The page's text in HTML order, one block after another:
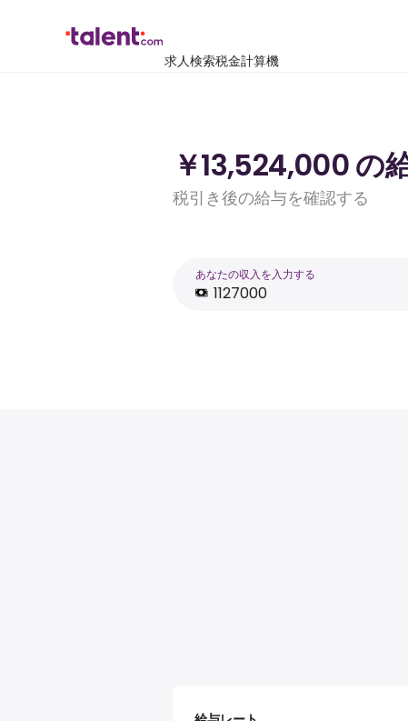
求人検索税金計算機
￥13,524,000 の
税引き後の給与を確認する
あなたの収入を入力する